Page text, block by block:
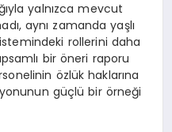
yalnızca mevcut
aynı zamanda yaşlı
rollerini daha
bir öneri raporu
özlük haklarına
güçlü bir örneği